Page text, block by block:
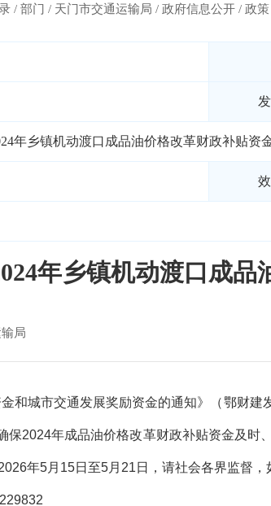
/ 部门 / 天门市交通运输局 / 政府信息公开 / 政策
年乡镇机动渡口成品油价格改革财政补贴资
年乡镇机动渡口成
局
和城市交通发展奖励资金的通知》（鄂财
2024年成品油价格改革财政补贴资金及
年5月15日至5月21日，请社会各界监督，